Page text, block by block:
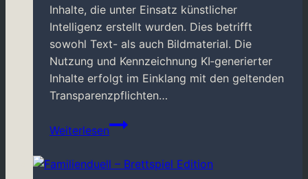
Inhalte, die unter Einsatz künstlicher
Intelligenz erstellt wurden. Dies betrifft
sowohl Text- als auch Bildmaterial. Die
Nutzung und Kennzeichnung KI‑generierter
Inhalte erfolgt im Einklang mit den geltenden
Transparenzpflichten…
Weiterlesen
Brettspiel-
Flohmarkt
2026